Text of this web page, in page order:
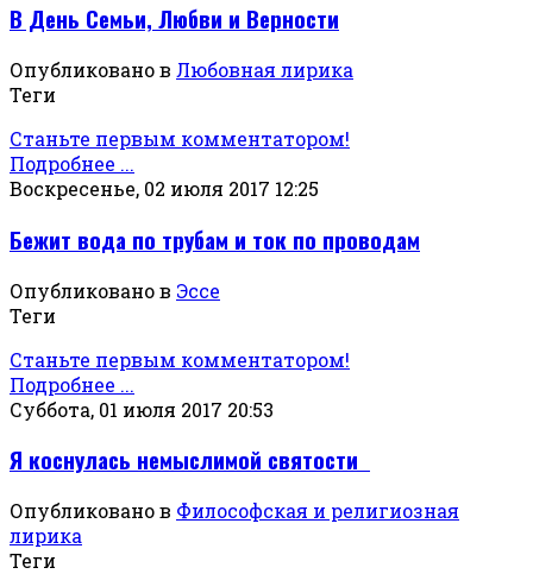
В День Семьи, Любви и Верности
Опубликовано в Любовная лирика
Теги
Станьте первым комментатором!
Подробнее ...
Воскресенье, 02 июля 2017 12:25
Бежит вода по трубам и ток по проводам
Опубликовано в Эссе
Теги
Станьте первым комментатором!
Подробнее ...
Суббота, 01 июля 2017 20:53
Я коснулась немыслимой святости
Опубликовано в Философская и религиозная
лирика
Теги